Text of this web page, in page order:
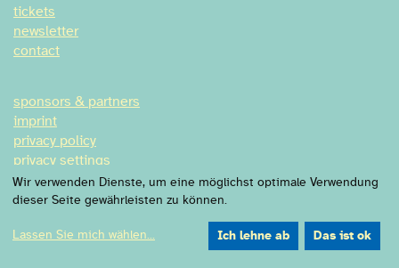
tickets
newsletter
contact
sponsors & partners
imprint
privacy policy
privacy settings
Wir verwenden Dienste, um eine möglichst optimale Verwendung
dieser Seite gewährleisten zu können.
Lassen Sie mich wählen... Ich lehne ab Das ist ok